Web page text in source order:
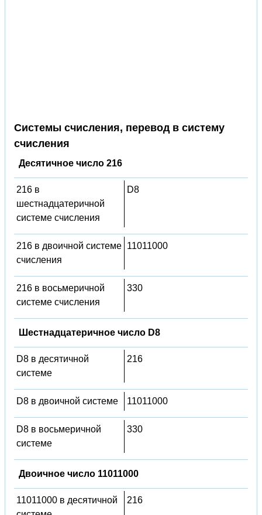
Системы счисления, перевод в систему
счисления
Десятичное число 216
216 в
шестнадцатеричной
системе счисления
D8
216 в двоичной системе
счисления
11011000
216 в восьмеричной
системе счисления
330
Шестнадцатеричное число D8
D8 в десятичной
системе
216
D8 в двоичной системе 11011000
D8 в восьмеричной
системе
330
Двоичное число 11011000
11011000 в десятичной
216